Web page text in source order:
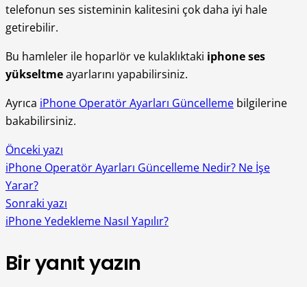
telefonun ses sisteminin kalitesini çok daha iyi hale
getirebilir.
Bu hamleler ile hoparlör ve kulaklıktaki iphone ses
yükseltmeayarlarını yapabilirsiniz.
Ayrıca iPhone Operatör Ayarları Güncelleme bilgilerine
bakabilirsiniz.
Önceki yazı
iPhone Operatör Ayarları Güncelleme Nedir? Ne İşe
Yarar?
Sonraki yazı
iPhone Yedekleme Nasıl Yapılır?
Bir yanıt yazın